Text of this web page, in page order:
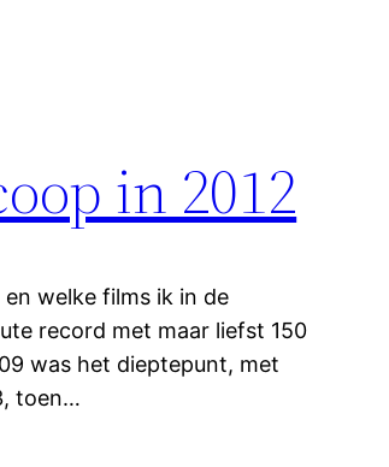
in 2012
welke films ik in de
record met maar liefst 150
was het dieptepunt, met
toen…